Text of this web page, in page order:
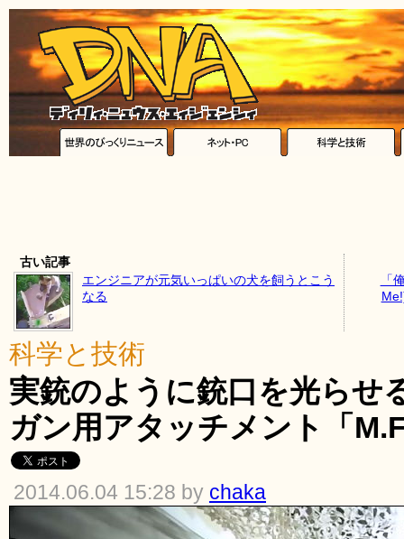
古い記事
エンジニアが元気いっぱいの犬を飼うとこう
なる
「
科学と技術
実銃のように銃口を光らせ
ガン用アタッチメント「
2014.06.04 15:28 by chaka